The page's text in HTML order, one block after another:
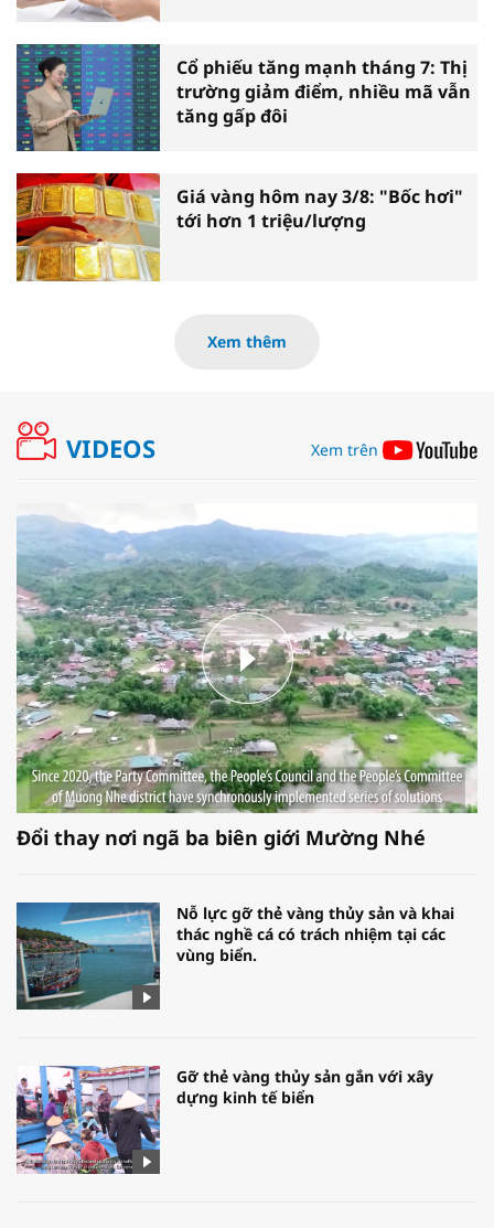
Cổ phiếu tăng mạnh tháng 7: Thị
trường giảm điểm, nhiều mã vẫn
tăng gấp đôi
Giá vàng hôm nay 3/8: "Bốc hơi"
tới hơn 1 triệu/lượng
Xem thêm
VIDEOS Xem trên
Đổi thay nơi ngã ba biên giới Mường Nhé
Nỗ lực gỡ thẻ vàng thủy sản và khai
thác nghề cá có trách nhiệm tại các
vùng biển.
Gỡ thẻ vàng thủy sản gắn với xây
dựng kinh tế biển